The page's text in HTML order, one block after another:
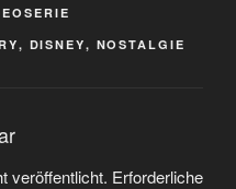
, DISNEY, NOSTALGIE
veröffentlicht. Erforderliche